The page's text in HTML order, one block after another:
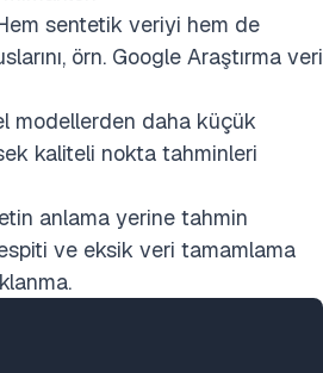
sentetik veriyi hem de
örn. Google Araştırma veri
modellerden daha küçük
kaliteli nokta tahminleri
anlama yerine tahmin
ve eksik veri tamamlama